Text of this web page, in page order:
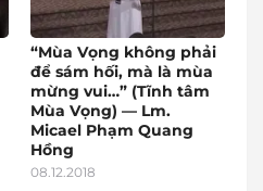
“Mùa Vọng không phải
để sám hối, mà là mùa
mừng vui…” (Tĩnh tâm
Mùa Vọng) — Lm.
Micael Phạm Quang
Hồng
08.12.2018